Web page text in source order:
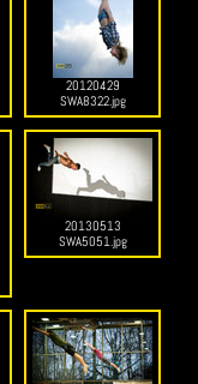
20120429
SWA8322.jpg
20130513
SWA5051.jpg